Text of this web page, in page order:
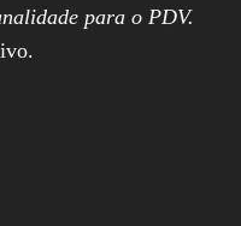
para o PDV.